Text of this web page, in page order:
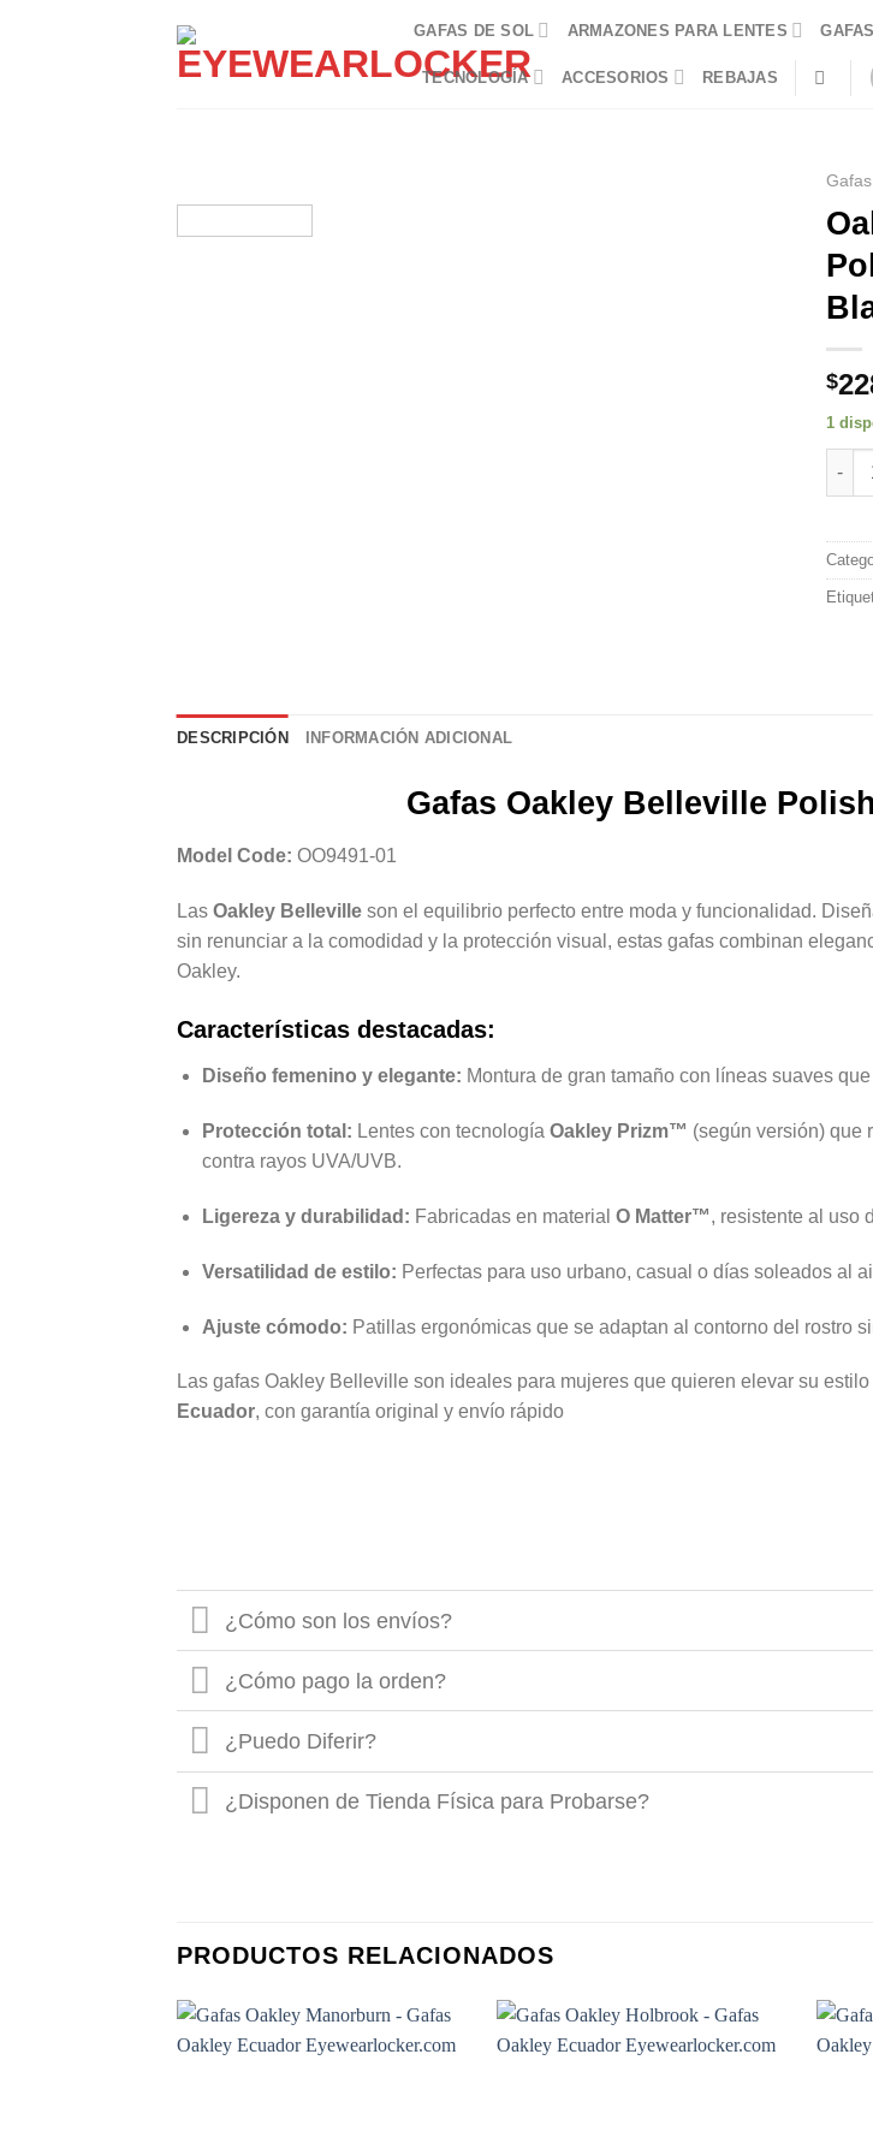
GAFAS DE SOL ARMAZONES PARA LENTES
TECNOLOGÍA ACCESORIOS REBAJAS
Gafas
$
1
DESCRIPCIÓN INFORMACIÓN ADICIONAL
Gafas Oakley Belleville
Model Code: OO9491-01
Las Oakley Belleville son el equilibrio perfecto entre moda y funcionalidad.
sin renunciar a la comodidad y la protección visual, estas gafas combinan
Oakley.
Características destacadas:
Diseño femenino y elegante: Montura de gran tamaño con líneas suaves
Protección total: Lentes con tecnología Oakley Prizm™ (según versión) que
contra rayos UVA/UVB.
Ligereza y durabilidad: Fabricadas en material O Matter™, resistente al uso
Versatilidad de estilo: Perfectas para uso urbano, casual o días soleados al
Ajuste cómodo: Patillas ergonómicas que se adaptan al contorno del rostro
Las gafas Oakley Belleville son ideales para mujeres que quieren elevar su
Ecuador, con garantía original y envío rápido
¿Cómo son los envíos?
¿Cómo pago la orden?
¿Puedo Diferir?
¿Disponen de Tienda Física para Probarse?
PRODUCTOS RELACIONADOS